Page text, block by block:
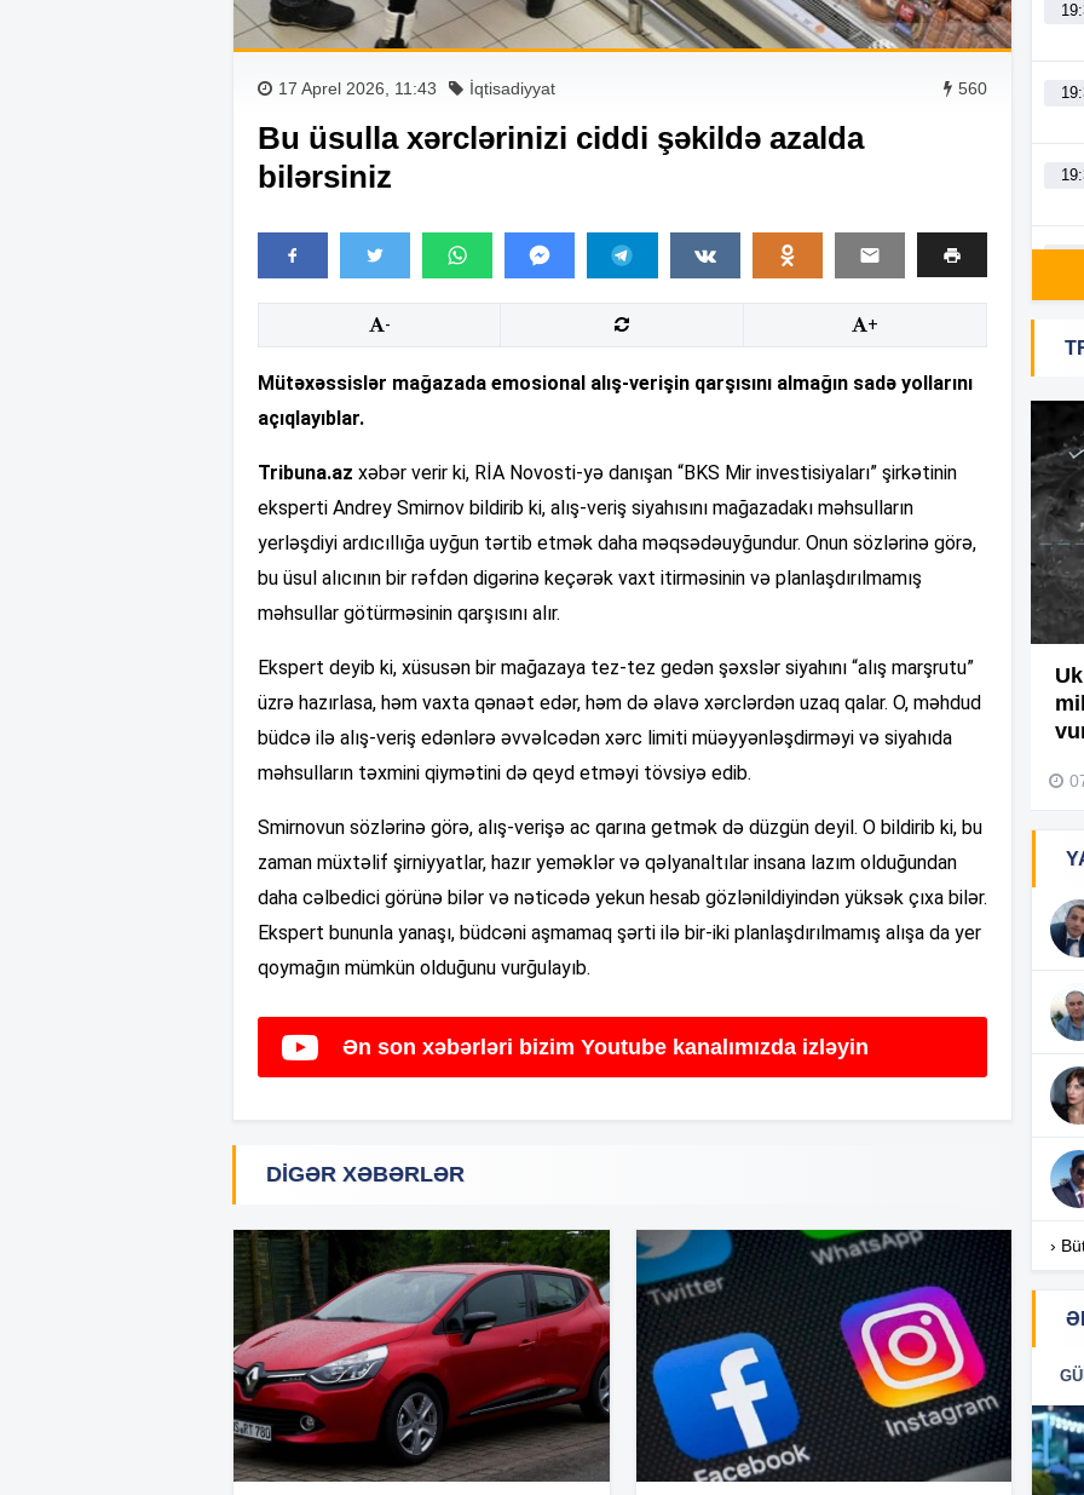
17 Aprel 2026, 11:43 İqtisadiyyat 560
Bu üsulla xərclərinizi ciddi şəkildə azalda
bilərsiniz
- +
Mütəxəssislər mağazada emosional alış-verişin qarşısını almağın sadə yollarını
açıqlayıblar.
Tribuna.az xəbər verir ki, RİA Novosti-yə danışan “BKS Mir investisiyaları” şirkətinin
eksperti Andrey Smirnov bildirib ki, alış-veriş siyahısını mağazadakı məhsulların
yerləşdiyi ardıcıllığa uyğun tərtib etmək daha məqsədəuyğundur. Onun sözlərinə görə,
bu üsul alıcının bir rəfdən digərinə keçərək vaxt itirməsinin və planlaşdırılmamış
məhsullar götürməsinin qarşısını alır.
Ekspert deyib ki, xüsusən bir mağazaya tez-tez gedən şəxslər siyahını “alış marşrutu”
üzrə hazırlasa, həm vaxta qənaət edər, həm də əlavə xərclərdən uzaq qalar. O, məhdud
büdcə ilə alış-veriş edənlərə əvvəlcədən xərc limiti müəyyənləşdirməyi və siyahıda
məhsulların təxmini qiymətini də qeyd etməyi tövsiyə edib.
Smirnovun sözlərinə görə, alış-verişə ac qarına getmək də düzgün deyil. O bildirib ki, bu
zaman müxtəlif şirniyyatlar, hazır yeməklər və qəlyanaltılar insana lazım olduğundan
daha cəlbedici görünə bilər və nəticədə yekun hesab gözlənildiyindən yüksək çıxa bilər.
Ekspert bununla yanaşı, büdcəni aşmamaq şərti ilə bir-iki planlaşdırılmamış alışa da yer
qoymağın mümkün olduğunu vurğulayıb.
Ən son xəbərləri bizim Youtube kanalımızda izləyin
DIGƏR XƏBƏRLƏR
Ağdamda yanğını bu şəxs
törədibmiş – Video
04 Avqust 2026, 09:45
›